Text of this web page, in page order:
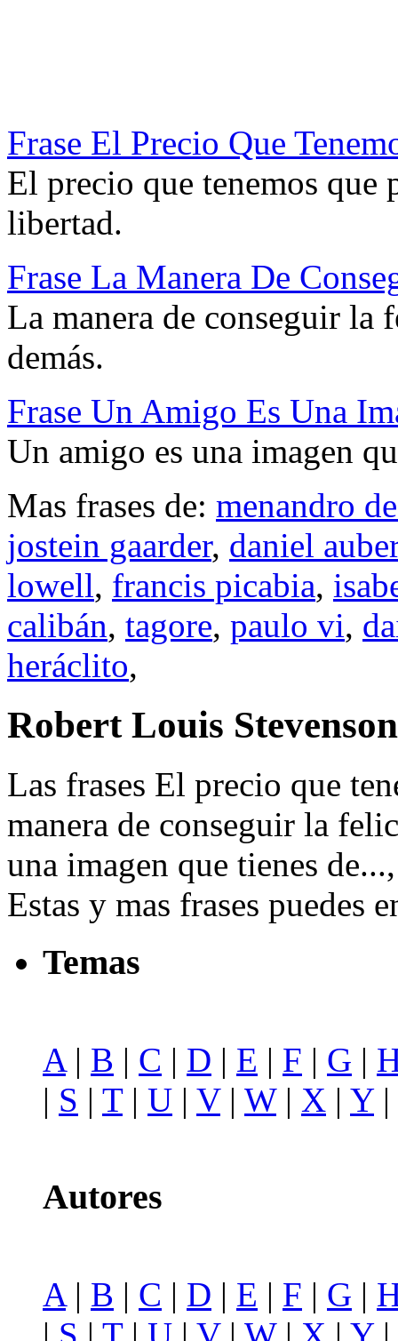
Frase El Precio Que
El precio que tenemos que
libertad.
Frase La Manera De
La manera de conseguir la
demás.
Frase Un Amigo Es Una
Un amigo es una imagen
Mas frases de: menandro
jostein gaarder, daniel auber
lowell, francis picabia,
calibán, tagore, paulo vi,
heráclito,
Robert Louis Stevenson
Las frases El precio que
manera de conseguir la
una imagen que tienes
Estas y mas frases puedes
Temas
A | B | C | D | E | F | G |
| S | T| U | V| W| X | Y|
Autores
A| B | C | D | E | F | G |